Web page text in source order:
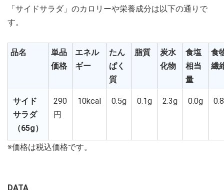
「サイドサラダ」のカロリーや栄養成分は以下の通りで
す。
品名
単品
価格
エネル
ギー
たん
ぱく
質
脂質
炭水
化物
食塩
相当
量
食
繊
サイド
サラダ
（65g）
290
円
10kcal 0.5g 0.1g 2.3g 0.0g
※価格は税込価格です。
DATA